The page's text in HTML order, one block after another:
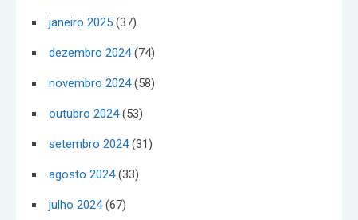
janeiro 2025 (37)
dezembro 2024(74)
novembro 2024(58)
outubro 2024(53)
setembro 2024(31)
agosto 2024(33)
julho 2024(67)